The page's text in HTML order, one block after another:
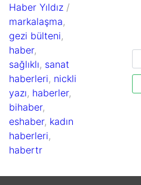
Haber Yıldız /
markalaşma,
gezi bülteni,
haber,
sağlıklı, sanat
haberleri, nickli
yazı, haberler,
bihaber,
eshaber, kadın
haberleri,
habertr